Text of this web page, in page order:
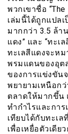
พวกเขาชื่อ
เล่มนี้ได้ถูกแปล
มากกว่า 3.5 ล้า
แดง” และ “ทะเ
ทะเลสีแดงจะห
พรมแดนของอุต
ของการแข่งขัน
พยายามเหนือก
ตลาดให้มากขึ้น
ทำกำไรและการ
เทียบได้กับทะเ
เพื่อเหยื่อตัวเดี